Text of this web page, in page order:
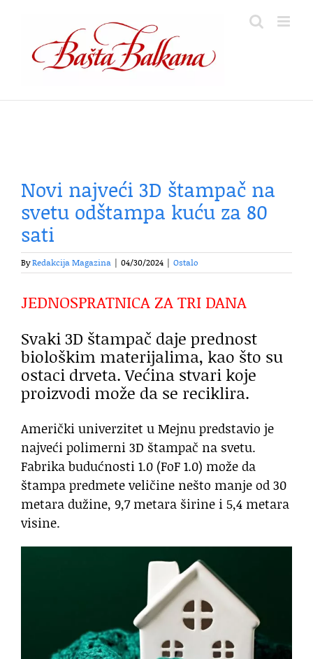
content
Novi najveći 3D štampač na
svetu odštampa kuću za 80
sati
ByRedakcija Magazina 04/30/2024 Ostalo
JEDNOSPRATNICA ZA TRI DANA
Svaki 3D štampač daje prednost
biološkim materijalima, kao što su
ostaci drveta. Većina stvari koje
proizvodi može da se reciklira.
Američki univerzitet u Mejnu predstavio je
najveći polimerni 3D štampač na svetu.
Fabrika budućnosti 1.0 (FoF 1.0) može da
štampa predmete veličine nešto manje od 30
metara dužine, 9,7 metara širine i 5,4 metara
visine.